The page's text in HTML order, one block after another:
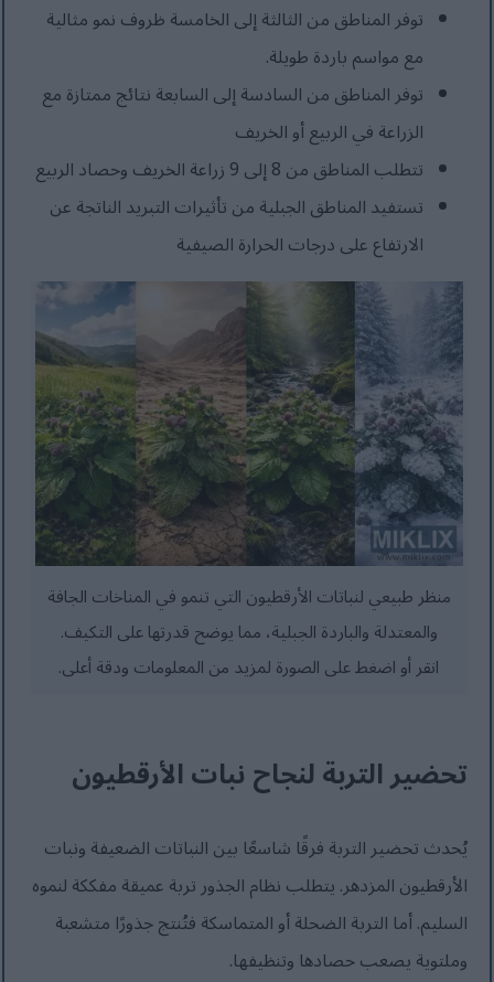
توفر المناطق من الثالثة إلى الخامسة ظروف نمو مثالية
مع مواسم باردة طويلة.
توفر المناطق من السادسة إلى السابعة نتائج ممتازة مع
الزراعة في الربيع أو الخريف
تتطلب المناطق من 8 إلى 9 زراعة الخريف وحصاد الربيع
تستفيد المناطق الجبلية من تأثيرات التبريد الناتجة عن
الارتفاع على درجات الحرارة الصيفية
منظر طبيعي لنباتات الأرقطيون التي تنمو في المناخات الجافة
والمعتدلة والباردة الجبلية، مما يوضح قدرتها على التكيف.
انقر أو اضغط على الصورة لمزيد من المعلومات ودقة أعلى.
تحضير التربة لنجاح نبات الأرقطيون
يُحدث تحضير التربة فرقًا شاسعًا بين النباتات الضعيفة ونبات
الأرقطيون المزدهر. يتطلب نظام الجذور تربة عميقة مفككة لنموه
السليم. أما التربة الضحلة أو المتماسكة فتُنتج جذورًا متشعبة
وملتوية يصعب حصادها وتنظيفها.